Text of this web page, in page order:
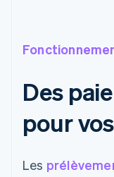
Des
pour
Les